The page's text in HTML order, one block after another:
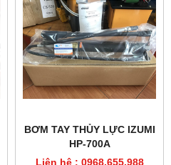
BƠM TAY THỦY LỰC IZUMI
HP-700A